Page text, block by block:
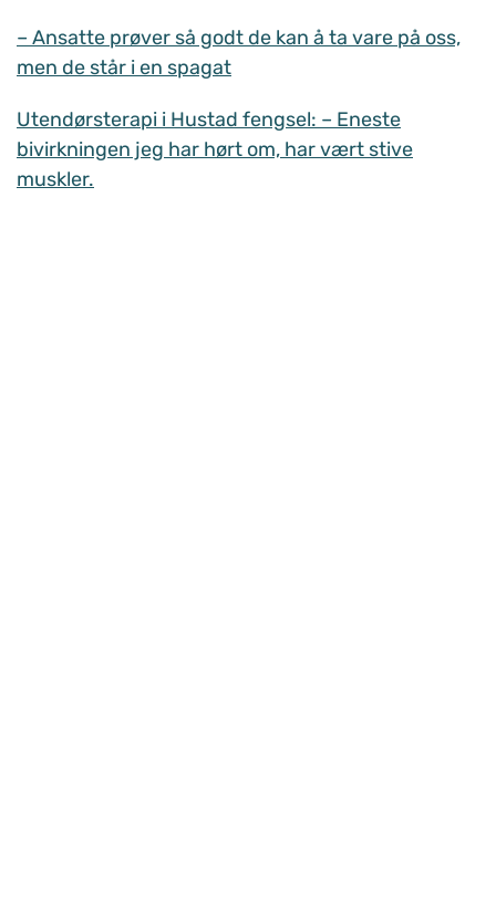
– Ansatte prøver så godt de kan å ta vare på oss,
men de står i en spagat
Utendørsterapi i Hustad fengsel: – Eneste
bivirkningen jeg har hørt om, har vært stive
muskler.